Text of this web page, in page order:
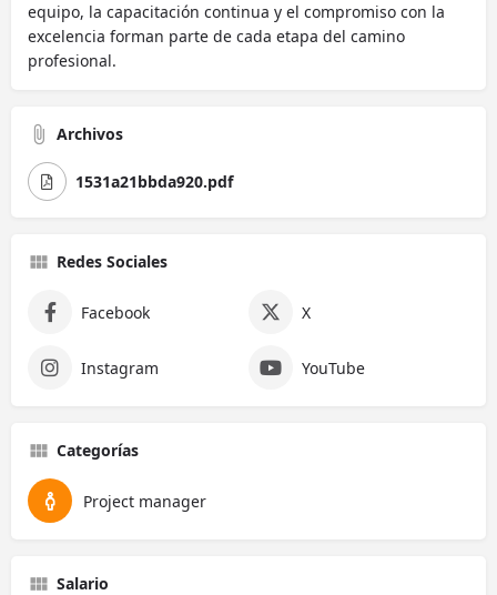
equipo, la capacitación continua y el compromiso con la
excelencia forman parte de cada etapa del camino
profesional.
Archivos
1531a21bbda920.pdf
Redes Sociales
Facebook X
Instagram YouTube
Categorías
Project manager
Salario